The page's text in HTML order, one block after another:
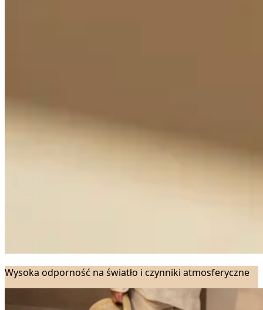
Wysoka odporność na światło i czynniki atmosferyczne